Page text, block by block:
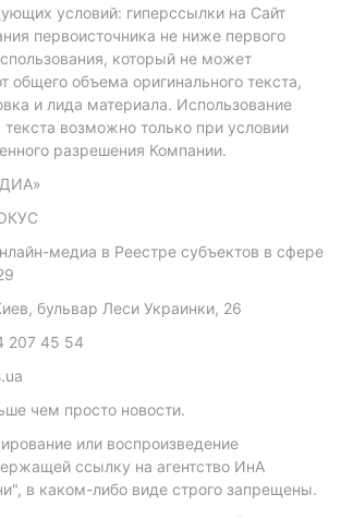
условий: гиперссылки на Сайт
первоисточника не ниже первого
который не может
общего объема оригинального текста,
и лида материала. Использование
возможно только при условии
разрешения Компании.
медиа в Реестре субъектов в сфере
бульвар Леси Украинки, 26
207 45 54
чем просто новости.
или воспроизведение
ссылку на агентство ИнА
в каком-либо виде строго запрещены.